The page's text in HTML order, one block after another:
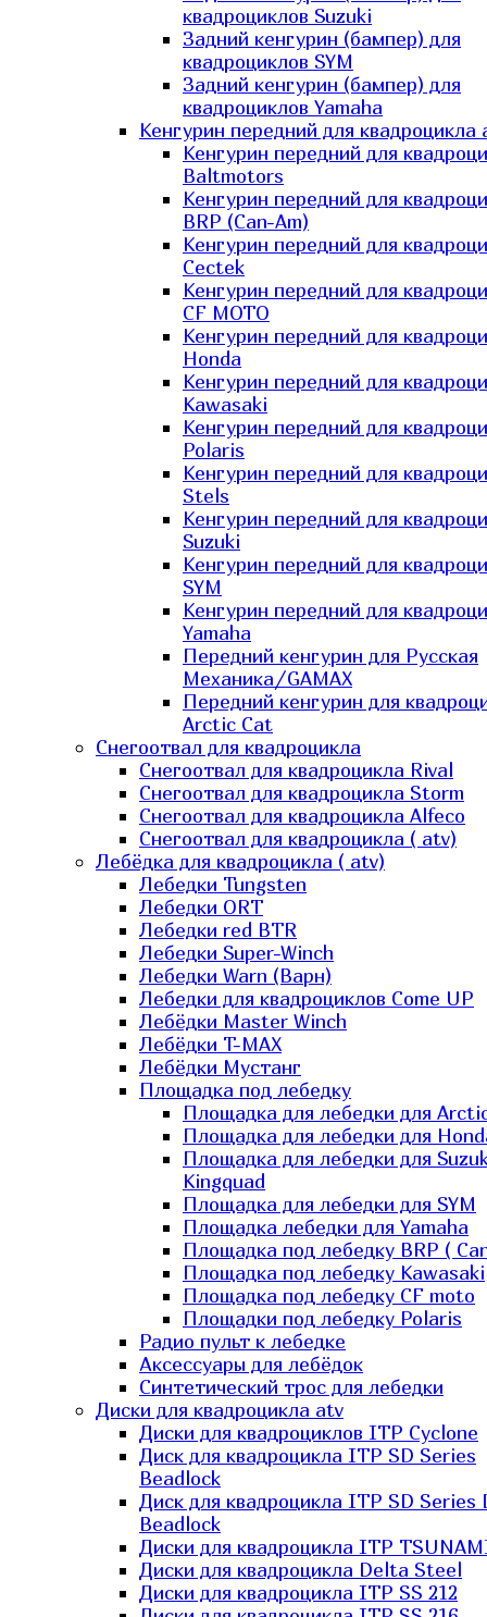
квадроциклов Suzuki
Задний кенгурин (бампер) для
квадроциклов SYM
Задний кенгурин (бампер) для
квадроциклов Yamaha
Кенгурин передний для квадроцикла
Кенгурин передний для
Baltmotors
Кенгурин передний для
BRP (Can-Am)
Кенгурин передний для
Cectek
Кенгурин передний для
CF MOTO
Кенгурин передний для
Honda
Кенгурин передний для
Kawasaki
Кенгурин передний для
Polaris
Кенгурин передний для
Stels
Кенгурин передний для
Suzuki
Кенгурин передний для
SYM
Кенгурин передний для
Yamaha
Передний кенгурин для Русская
Механика/GAMAX
Передний кенгурин для
Arctic Cat
Снегоотвал для квадроцикла
Снегоотвал для квадроцикла Rival
Снегоотвал для квадроцикла Storm
Снегоотвал для квадроцикла Alfeco
Снегоотвал для квадроцикла ( atv)
Лебёдка для квадроцикла ( atv)
Лебедки Tungsten
Лебедки ORT
Лебедки red BTR
Лебедки Super-Winch
Лебедки Warn (Варн)
Лебедки для квадроциклов Come UP
Лебёдки Master Winch
Лебёдки T-MAX
Лебёдки Мустанг
Площадка под лебедку
Площадка для лебедки для
Площадка для лебедки для
Площадка для лебедки для
Kingquad
Площадка для лебедки для SYM
Площадка лебедки для Yamaha
Площадка под лебедку BRP (
Площадка под лебедку Kawasaki
Площадка под лебедку СF moto
Площадки под лебедку Polaris
Радио пульт к лебедке
Аксессуары для лебёдок
Синтетический трос для лебедки
Диски для квадроцикла atv
Диски для квадроциклов ITP Cyclone
Диск для квадроцикла ITP SD Series
Beadlock
Диск для квадроцикла ITP SD Series
Beadlock
Диски для квадроцикла ITP
Диски для квадроцикла Delta Steel
Диски для квадроцикла ITP SS 212